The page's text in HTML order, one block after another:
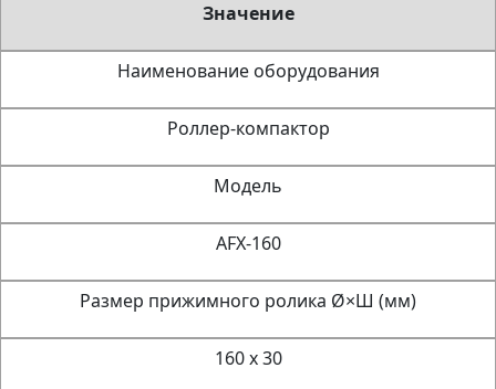
Значение
Наименование оборудования
Роллер-компактор
Модель
AFX-160
Размер прижимного ролика Ø×Ш (мм)
160 x 30